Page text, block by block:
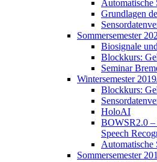
Automatische
Grundlagen
Sommersemester
Biosignale
Blockkurs:
Seminar
Wintersemester
Blockkurs:
HoloAI
BOWSR2.0 –
Speech
Automatische
Sommersemester